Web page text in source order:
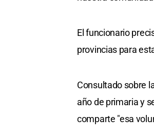
El funcionario
provincias para
Consultado sobre
año de primaria y
comparte "esa